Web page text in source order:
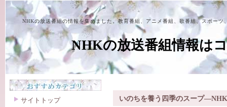
NHKの放送番組の情報を集めました。教育番組、アニメ番組、歌番組、スポー
NHKの放送番組情報は
いのちを養う四季のスープ
サイトトップ